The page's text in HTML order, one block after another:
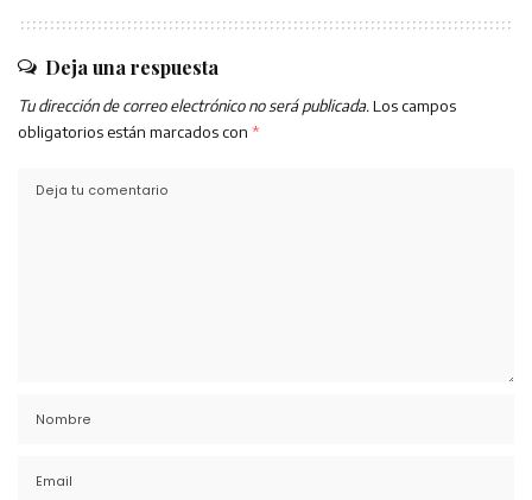
Deja una respuesta
Tu dirección de correo electrónico no será publicada. Los campos
obligatorios están marcados con *